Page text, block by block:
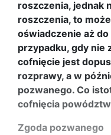
roszczenia, jednak
roszczenia, to
oświadczenie aż
przypadku, gdy nie
cofnięcie jest
rozprawy, a w
pozwanego. Co
cofnięcia
Zgoda pozwanego